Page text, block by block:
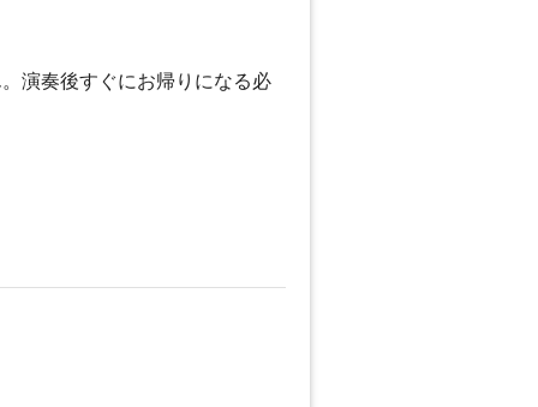
演奏後すぐにお帰りになる必